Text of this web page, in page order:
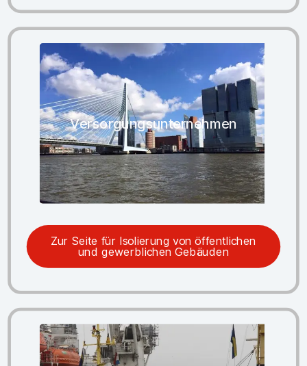
Versorgungsunternehmen
Zur Seite für Isolierung von öffentlichen
und gewerblichen Gebäuden